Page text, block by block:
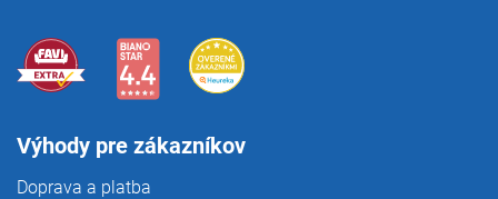
Výhody pre zákazníkov
Doprava a platba